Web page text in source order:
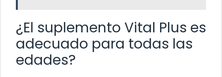
¿El suplemento Vital Plus es
adecuado para todas las
edades?